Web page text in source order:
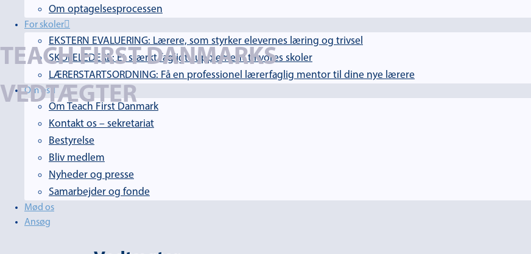
Om optagelsesprocessen
For skoler
EKSTERN EVALUERING: Lærere, som styrker elevernes læring og trivsel
SKOLELEDERE: Et stærkt fagligt supplement til vores skoler
LÆRERSTARTSORDNING: Få en professionel lærerfaglig mentor til dine nye lærere
Om os
Om Teach First Danmark
Kontakt os – sekretariat
Bestyrelse
Bliv medlem
Nyheder og presse
Samarbejder og fonde
Mød os
Ansøg
TEACH FIRST DANMARKS
VEDTÆGTER